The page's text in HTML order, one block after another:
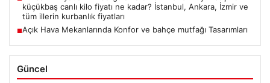
küçükbaş canlı kilo fiyatı ne kadar? İstanbul, Ankara, İzmir ve
tüm illerin kurbanlık fiyatları
■Açık Hava Mekanlarında Konfor ve bahçe mutfağı Tasarımları
Güncel